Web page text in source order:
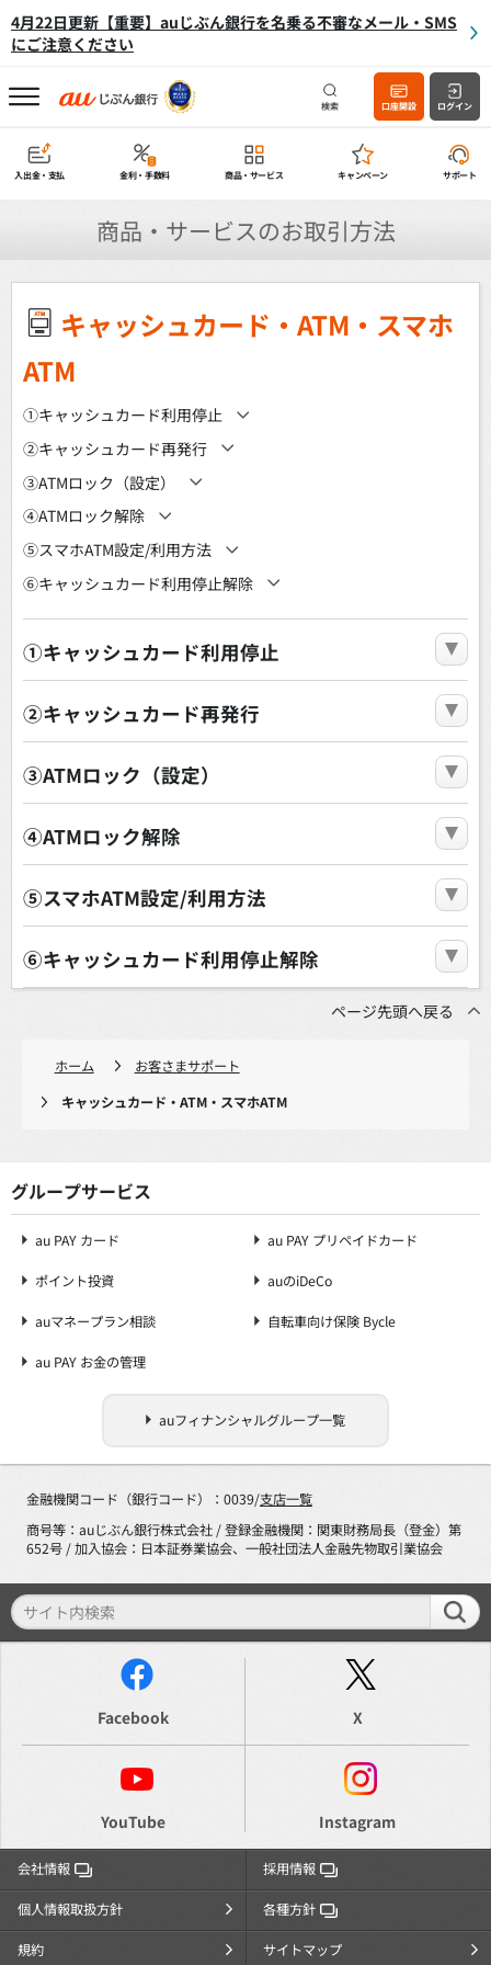
4月22日更新【重要】auじぶん銀行を名乗る不審なメール・SMS
にご注意ください
検索 口座開設 ログイン
入出金・支払 金利・手数料 商品・サービス キャンペーン サポート
商品・サービスのお取引方法
キャッシュカード・ATM・スマホ
ATM
①キャッシュカード利用停止
②キャッシュカード再発行
③ATMロック（設定）
④ATMロック解除
⑤スマホATM設定/利用方法
⑥キャッシュカード利用停止解除
①キャッシュカード利用停止
②キャッシュカード再発行
③ATMロック（設定）
④ATMロック解除
⑤スマホATM設定/利用方法
⑥キャッシュカード利用停止解除
ページ先頭へ戻る
ホーム
お客さまサポート
キャッシュカード・ATM・スマホATM
グループサービス
au PAY カード au PAY プリペイドカード
ポイント投資 auのiDeCo
auマネープラン相談 自転車向け保険 Bycle
au PAY お金の管理
auフィナンシャルグループ一覧
金融機関コード（銀行コード）：0039/支店一覧
商号等：auじぶん銀行株式会社 / 登録金融機関：関東財務局長（登金）第
652号 / 加入協会：日本証券業協会、一般社団法人金融先物取引業協会
Facebook X
YouTube Instagram
会社情報 採用情報
個人情報取扱方針 各種方針
規約 サイトマップ